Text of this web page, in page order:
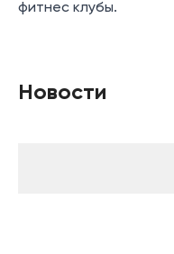
фитнес клубы.
Новости